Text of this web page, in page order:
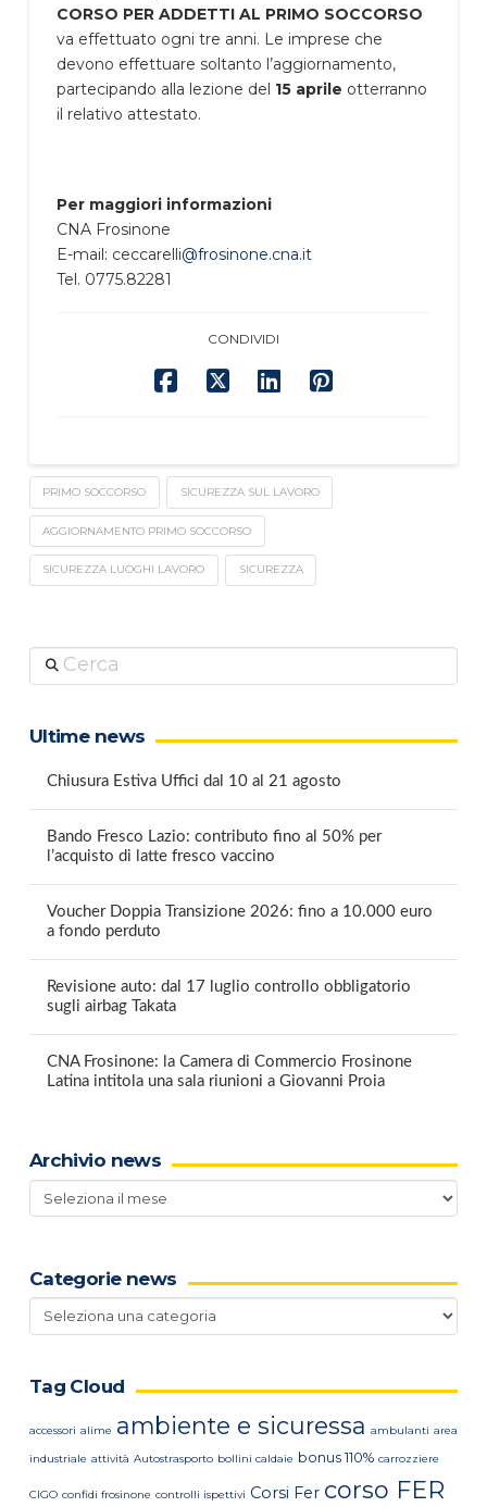
CORSO PER ADDETTI AL PRIMO SOCCORSO
va effettuato ogni tre anni. Le imprese che
devono effettuare soltanto l’aggiornamento,
partecipando alla lezione del 15 aprile otterranno
il relativo attestato.
Per maggiori informazioni
CNA Frosinone
E-mail: ceccarelli@frosinone.cna.it
Tel. 0775.82281
CONDIVIDI
PRIMO SOCCORSO SICUREZZA SUL LAVORO
AGGIORNAMENTO PRIMO SOCCORSO
SICUREZZA LUOGHI LAVORO SICUREZZA
Cerca
Ultime news
Chiusura Estiva Uffici dal 10 al 21 agosto
Bando Fresco Lazio: contributo fino al 50% per
l’acquisto di latte fresco vaccino
Voucher Doppia Transizione 2026: fino a 10.000 euro
a fondo perduto
Revisione auto: dal 17 luglio controllo obbligatorio
sugli airbag Takata
CNA Frosinone: la Camera di Commercio Frosinone
Latina intitola una sala riunioni a Giovanni Proia
Archivio news
Archivio
news
Categorie news
Categorie
news
Tag Cloud
accessori alime ambiente e sicuressa ambulanti area
industriale attività Autostrasporto bollini caldaie bonus 110% carrozziere
CIGO confidi frosinone controlli ispettivi Corsi Fer corso FER